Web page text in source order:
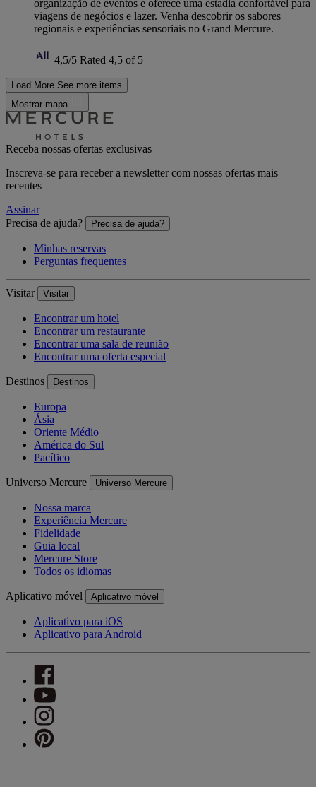
organização de eventos e oferece uma estadia confortável para
viagens de negócios e lazer. Venha descobrir os sabores
regionais e experiências sensoriais no Grand Mercure.
4,5/5 Rated 4,5 of 5
Load More See more items
Mostrar mapa
Receba nossas ofertas exclusivas
Inscreva-se para receber a newsletter com nossas ofertas mais
recentes
Assinar
Precisa de ajuda?
Precisa de ajuda?
Minhas reservas
Perguntas frequentes
Visitar Visitar
Encontrar um hotel
Encontrar um restaurante
Encontrar uma sala de reunião
Encontrar uma oferta especial
Destinos Destinos
Europa
Ásia
Oriente Médio
América do Sul
Pacífico
Universo Mercure Universo Mercure
Nossa marca
Experiência Mercure
Fidelidade
Guia local
Mercure Store
Todos os idiomas
Aplicativo móvel Aplicativo móvel
Aplicativo para iOS
Aplicativo para Android